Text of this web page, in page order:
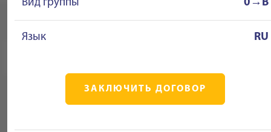
Вид группы 0→B
Язык RU
ЗАКЛЮЧИТЬ ДОГОВОР